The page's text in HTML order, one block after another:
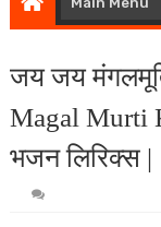
जय जय
Magal Murti
भजन लिरिक्स |